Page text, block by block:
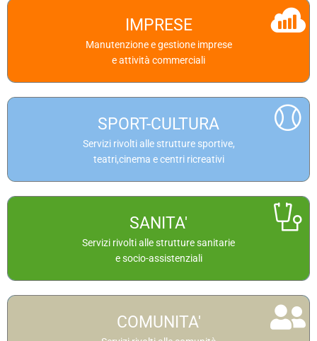
IMPRESE
Manutenzione e gestione imprese
e attività commerciali
Approfondisci
SPORT-CULTURA
Servizi rivolti alle strutture sportive,
teatri,cinema e centri ricreativi
Approfondisci
SANITA'
Servizi rivolti alle strutture sanitarie
e socio-assistenziali
Approfondisci
COMUNITA'